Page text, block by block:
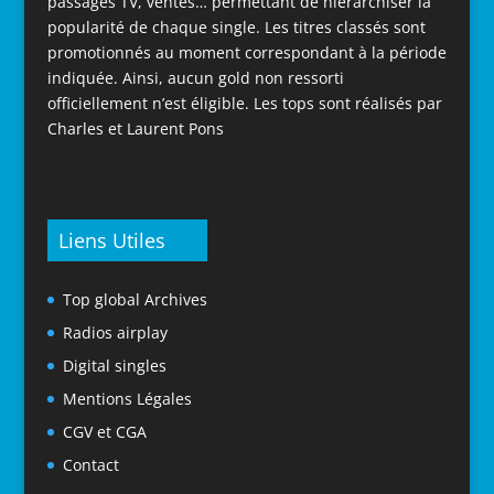
popularité de chaque single. Les titres classés sont
promotionnés au moment correspondant à la période
indiquée. Ainsi, aucun gold non ressorti
officiellement n’est éligible. Les tops sont réalisés par
Charles et Laurent Pons
Liens Utiles
Top global Archives
Radios airplay
Digital singles
Mentions Légales
CGV et CGA
Contact